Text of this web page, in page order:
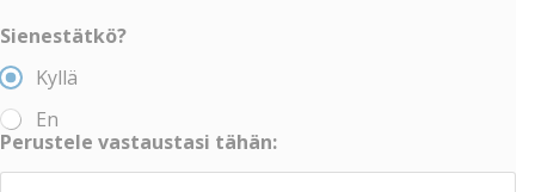
Sienestätkö?
Kyllä
En
Perustele vastaustasi tähän: